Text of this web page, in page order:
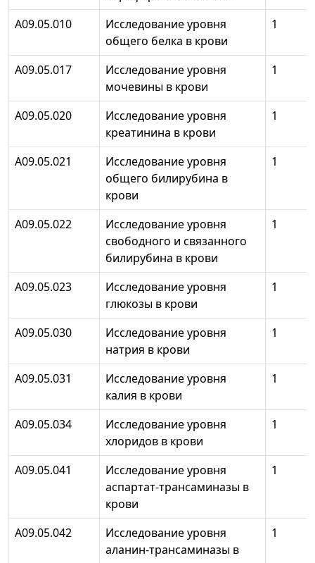
A09.05.010
Исследование уровня
общего белка в крови
1
A09.05.017
Исследование уровня
мочевины в крови
1
A09.05.020
Исследование уровня
креатинина в крови
1
A09.05.021
Исследование уровня
общего билирубина в
крови
1
A09.05.022
Исследование уровня
свободного и связанного
билирубина в крови
1
A09.05.023
Исследование уровня
глюкозы в крови
1
A09.05.030
Исследование уровня
натрия в крови
1
A09.05.031
Исследование уровня
калия в крови
1
A09.05.034
Исследование уровня
хлоридов в крови
1
A09.05.041
Исследование уровня
аспартат-трансаминазы в
крови
1
A09.05.042
Исследование уровня
аланин-трансаминазы в
1